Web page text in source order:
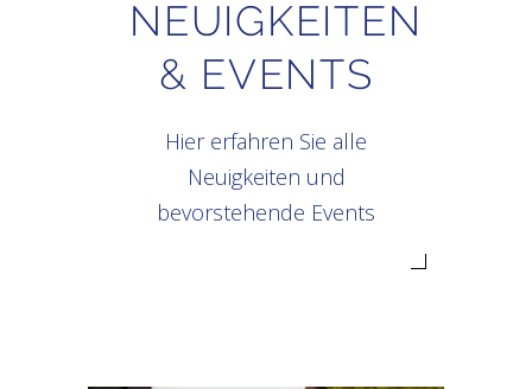
NEUIGKEITEN
& EVENTS
Hier erfahren Sie alle
Neuigkeiten und
bevorstehende Events